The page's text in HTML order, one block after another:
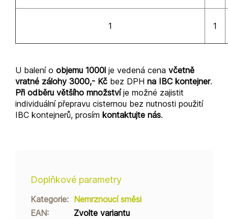
1 1
U balení o objemu 1000l je vedená cena včetně
vratné zálohy 3000,- Kč bez DPH na IBC kontejner.
Při odběru většího množstvíje možné zajistit
individuální přepravu cisternou bez nutnosti použití
IBC kontejnerů, prosím kontaktujte nás.
Doplňkové parametry
Kategorie: Nemrznoucí směsi
EAN: Zvolte variantu